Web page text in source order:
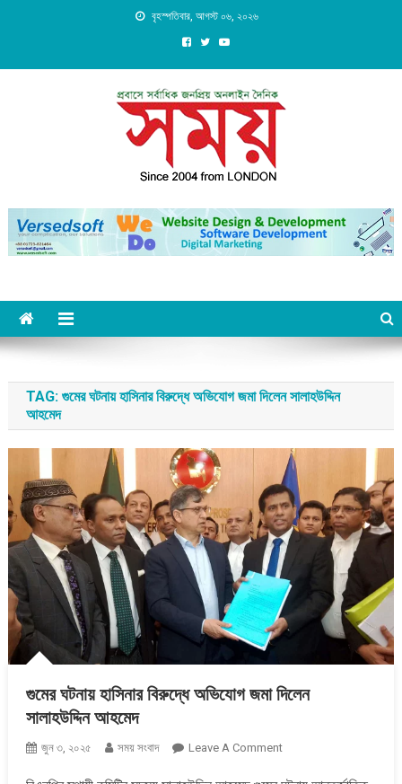
বৃহস্পতিবার, আগস্ট ০৬, ২০২৬
Daily Shomoy, Since 2004
from LONDON
TAG: গুমের ঘটনায় হাসিনার বিরুদ্ধে অভিযোগ জমা দিলেন সালাহউদ্দিন
আহমেদ
গুমের ঘটনায় হাসিনার বিরুদ্ধে অভিযোগ জমা দিলেন
সালাহউদ্দিন আহমেদ
জুন ৩, ২০২৫ সময় সংবাদ Leave A CommentOn